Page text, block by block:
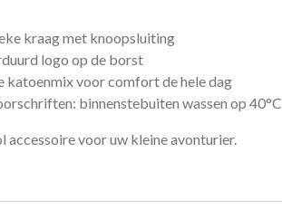
kraag met knoopsluiting
logo op de borst
katoenmix voor comfort de hele dag
binnenstebuiten wassen op 40°C
accessoire voor uw kleine avonturier.